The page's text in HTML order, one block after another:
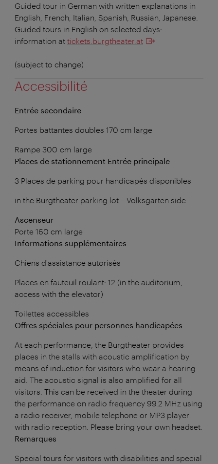
Guided tour in German with written explanations in
English, French, Italian, Spanish, Russian, Japanese.
Guided tours in English on selected days:
information at tickets.burgtheater.at
(subject to change)
Accessibilité
Entrée secondaire
Portes battantes doubles 170 cm large
Rampe 300 cm large
Places de stationnement Entrée principale
3 Places de parking pour handicapés disponibles
in the Burgtheater parking lot – Volksgarten side
Ascenseur
Porte 160 cm large
Informations supplémentaires
Chiens d'assistance autorisés
Places en fauteuil roulant: 12 (in the auditorium,
access with the elevator)
Toilettes accessibles
Offres spéciales pour personnes handicapées
At each performance, the Burgtheater provides
places in the stalls with acoustic amplification by
means of induction for visitors who wear a hearing
aid. The acoustic signal is also amplified for all
visitors. This can be received in the theater during
the performance on radio frequency 99.2 MHz using
a radio receiver, mobile telephone or MP3 player
with radio reception. Please bring your own headset.
Remarques
Special tours for visitors with disabilities and special